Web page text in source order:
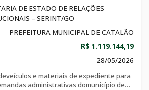
DE ESTADO DE RELAÇÕES
– SERINT/GO
PREFEITURA MUNICIPAL DE CATALÃO
R$ 1.119.144,19
28/05/2026
e materiais de expediente para
administrativas domunicípio de